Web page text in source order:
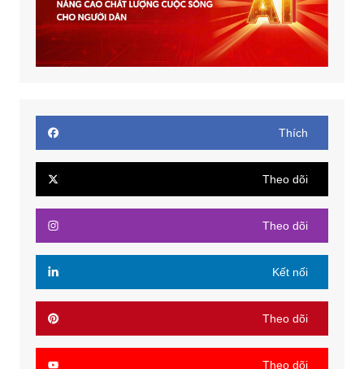
Thích
Theo dõi
Theo dõi
Kết nối
Theo dõi
Theo dõi